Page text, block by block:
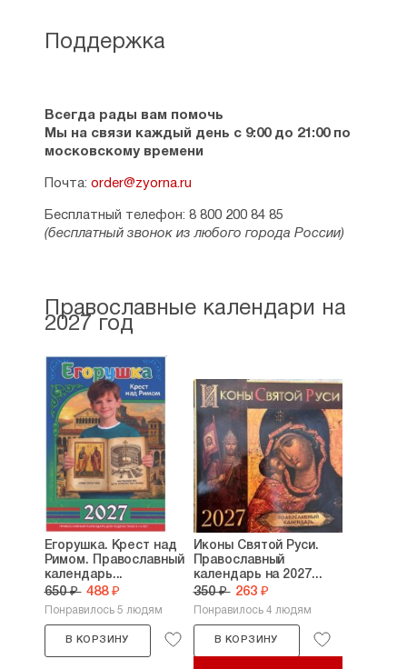
Поддержка
Всегда рады вам помочь
Мы на связи каждый день с 9:00 до 21:00 по
московскому времени
Почта: order@zyorna.ru
Бесплатный телефон: 8 800 200 84 85
(бесплатный звонок из любого города России)
Православные календари на
2027 год
Егорушка. Крест над
Римом. Православный
календарь...
650 ₽ 488 ₽
Понравилось 5 людям
В КОРЗИНУ
Иконы Святой Руси.
Православный
календарь на 2027...
350 ₽ 263 ₽
Понравилось 4 людям
В КОРЗИНУ